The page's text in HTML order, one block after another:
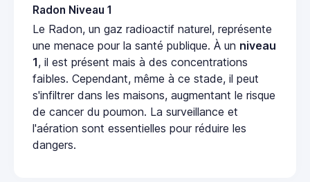
Radon Niveau 1
Le Radon, un gaz radioactif naturel, représente
une menace pour la santé publique. À un niveau
1, il est présent mais à des concentrations
faibles. Cependant, même à ce stade, il peut
s'infiltrer dans les maisons, augmentant le risque
de cancer du poumon. La surveillance et
l'aération sont essentielles pour réduire les
dangers.